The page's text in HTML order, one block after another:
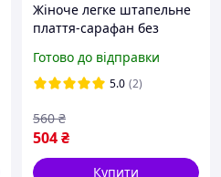
Жіноче легке штапельне
плаття-сарафан без
4XL(50-56)
Готово до відправки
5.0 (2)
504₴
560 ₴
Купити